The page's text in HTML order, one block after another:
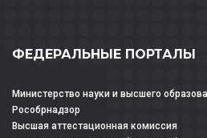
ФЕДЕРАЛЬНЫЕ ПОРТАЛЫ
Министерство науки и высшего
Рособрнадзор
Высшая аттестационная комиссия